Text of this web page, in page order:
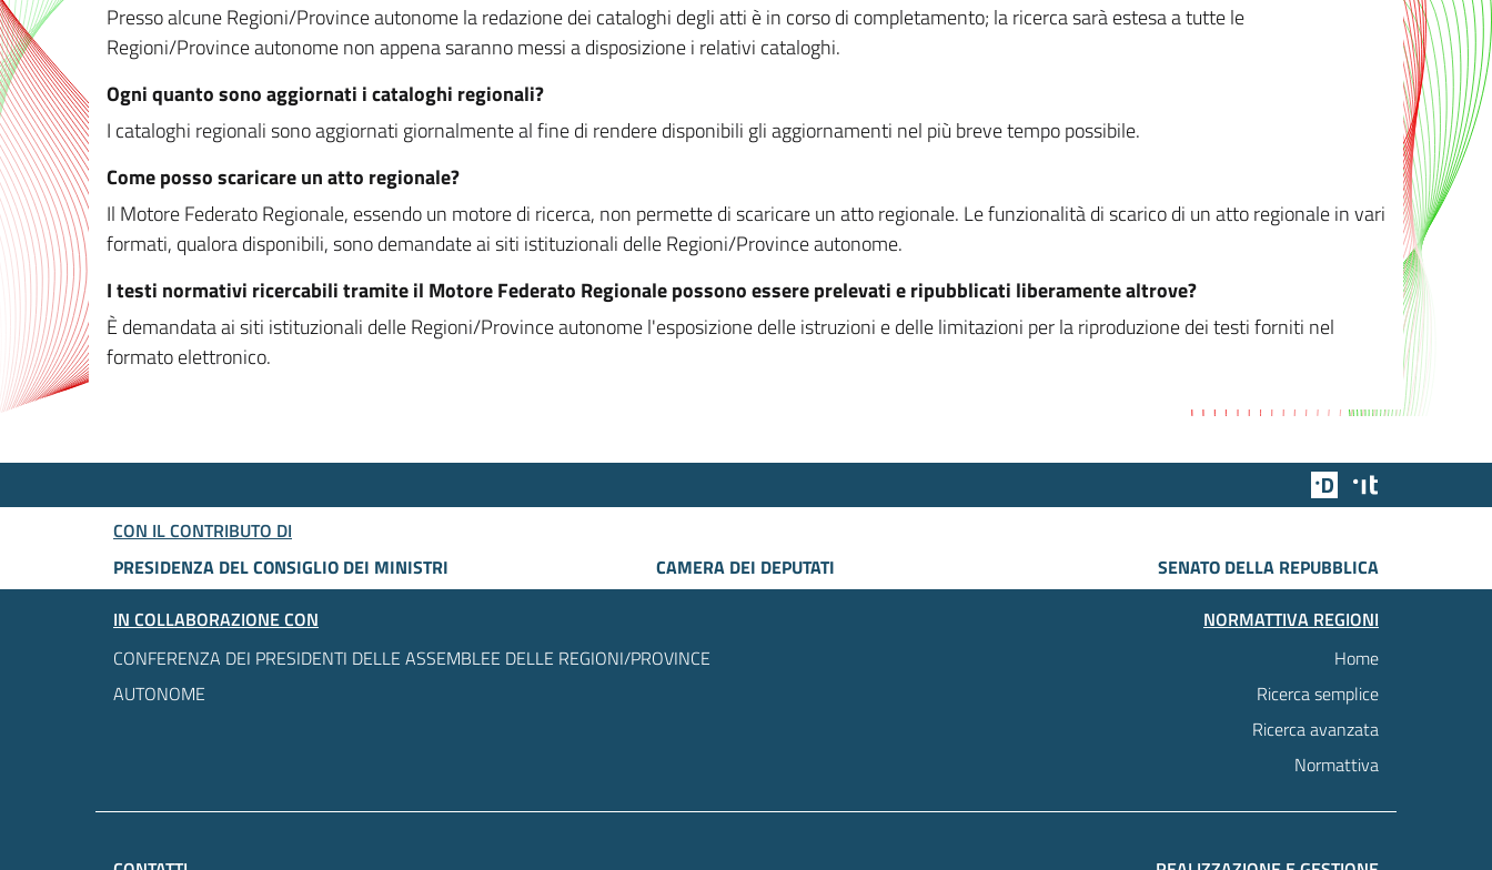
Presso alcune Regioni/Province autonome la redazione dei cataloghi degli atti è in corso di completamento; la ricerca sarà estesa a tutte le
Regioni/Province autonome non appena saranno messi a disposizione i relativi cataloghi.
Ogni quanto sono aggiornati i cataloghi regionali?
I cataloghi regionali sono aggiornati giornalmente al fine di rendere disponibili gli aggiornamenti nel più breve tempo possibile.
Come posso scaricare un atto regionale?
Il Motore Federato Regionale, essendo un motore di ricerca, non permette di scaricare un atto regionale. Le funzionalità di scarico di un atto regionale in vari
formati, qualora disponibili, sono demandate ai siti istituzionali delle Regioni/Province autonome.
I testi normativi ricercabili tramite il Motore Federato Regionale possono essere prelevati e ripubblicati liberamente altrove?
È demandata ai siti istituzionali delle Regioni/Province autonome l'esposizione delle istruzioni e delle limitazioni per la riproduzione dei testi forniti nel
formato elettronico.
Team Digitale
CON IL CONTRIBUTO DI
PRESIDENZA DEL CONSIGLIO DEI MINISTRI
CAMERA DEI DEPUTATI
SENATO DELLA REPUBBLICA
IN COLLABORAZIONE CON
CONFERENZA DEI PRESIDENTI DELLE ASSEMBLEE DELLE REGIONI/PROVINCE
AUTONOME
NORMATTIVA REGIONI
Home
Ricerca semplice
Ricerca avanzata
Normattiva